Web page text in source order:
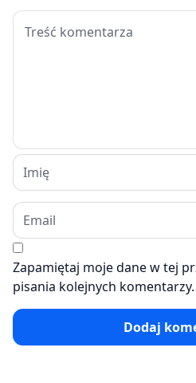
Zapamiętaj moje dane w tej
pisania kolejnych komentarzy.
Dodaj